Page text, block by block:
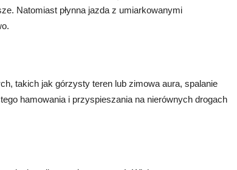
Natomiast płynna jazda z umiarkowanymi
takich jak górzysty teren lub zimowa aura, spalanie
hamowania i przyspieszania na nierównych drogach